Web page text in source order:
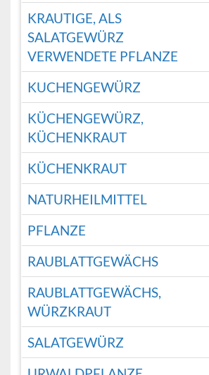
KRAUTIGE, ALS
SALATGEWÜRZ
VERWENDETE PFLANZE
KUCHENGEWÜRZ
KÜCHENGEWÜRZ,
KÜCHENKRAUT
KÜCHENKRAUT
NATURHEILMITTEL
PFLANZE
RAUBLATTGEWÄCHS
RAUBLATTGEWÄCHS,
WÜRZKRAUT
SALATGEWÜRZ